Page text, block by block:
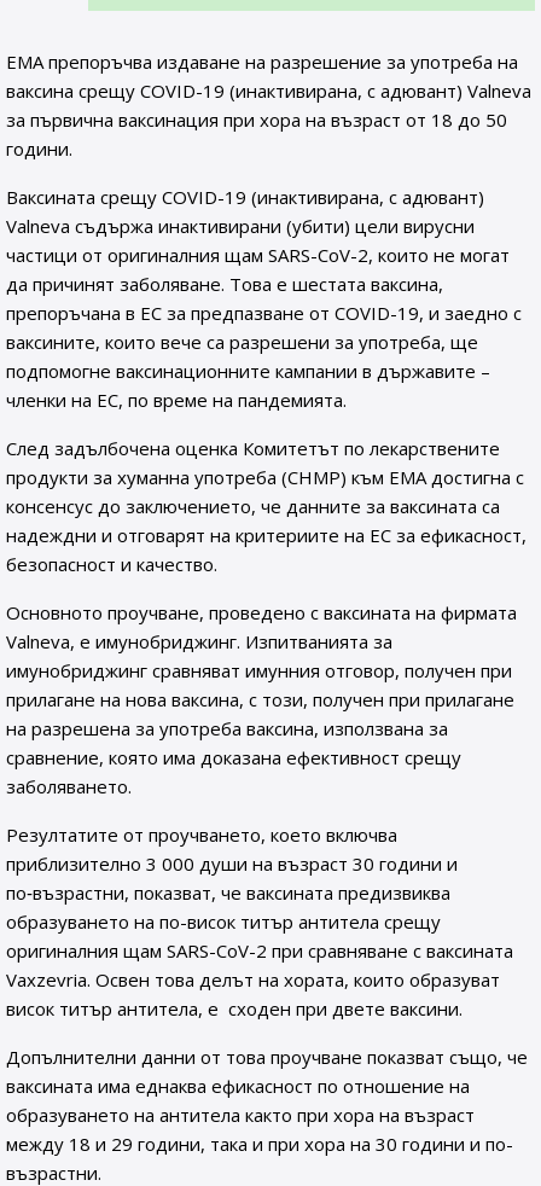
EMA препоръчва издаване на разрешение за употреба на
ваксина срещу COVID-19 (инактивирана, с адювант) Valneva
за първична ваксинация при хора на възраст от 18 до 50
години.
Ваксината срещу COVID-19 (инактивирана, с адювант)
Valneva съдържа инактивирани (убити) цели вирусни
частици от оригиналния щам SARS-CoV-2, които не могат
да причинят заболяване. Това е шестата ваксина,
препоръчана в ЕС за предпазване от COVID-19, и заедно с
ваксините, които вече са разрешени за употреба, ще
подпомогне ваксинационните кампании в държавите –
членки на ЕС, по време на пандемията.
След задълбочена оценка Комитетът по лекарствените
продукти за хуманна употреба (CHMP) към ЕМА достигна с
консенсус до заключението, че данните за ваксината са
надеждни и отговарят на критериите на ЕС за ефикасност,
безопасност и качество.
Основното проучване, проведено с ваксината на фирмата
Valneva, е имунобриджинг. Изпитванията за
имунобриджинг сравняват имунния отговор, получен при
прилагане на нова ваксина, с този, получен при прилагане
на разрешена за употреба ваксина, използвана за
сравнение, която има доказана ефективност срещу
заболяването.
Резултатите от проучването, което включва
приблизително 3 000 души на възраст 30 години и
по‑възрастни, показват, че ваксината предизвиква
образуването на по-висок титър антитела срещу
оригиналния щам SARS-CoV-2 при сравняване с ваксината
Vaxzevria. Освен това делът на хората, които образуват
висок титър антитела, е сходен при двете ваксини.
Допълнителни данни от това проучване показват също, че
ваксината има еднаква ефикасност по отношение на
образуването на антитела както при хора на възраст
между 18 и 29 години, така и при хора на 30 години и по-
възрастни.